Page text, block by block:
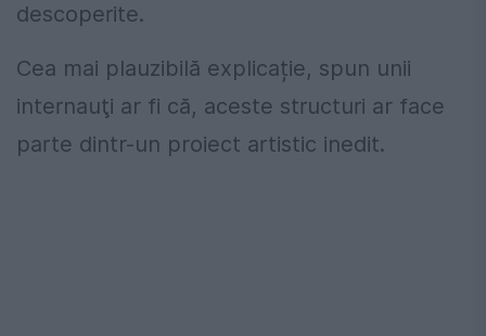
descoperite.
Cea mai plauzibilă explicație, spun unii
internauţi ar fi că, aceste structuri ar face
parte dintr-un proiect artistic inedit.